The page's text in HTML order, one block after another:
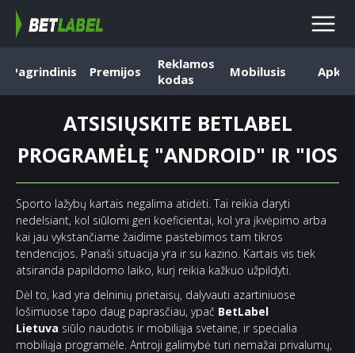
Pagrindinis Premijos
Reklamos
kodas
Mobilusis Apk
ATSISIŲSKITE BETLABEL
PROGRAMĖLĘ "ANDROID" IR "IOS
Sporto lažybų kartais negalima atidėti. Tai reikia daryti
nedelsiant, kol siūlomi geri koeficientai, kol yra įkvėpimo arba
kai jau vykstančiame žaidime pastebimos tam tikros
tendencijos. Panaši situacija yra ir su kazino. Kartais vis tiek
atsiranda papildomo laiko, kurį reikia kažkuo užpildyti.
Dėl to, kad yra delninių prietaisų, dalyvauti azartiniuose
lošimuose tapo daug paprasčiau, ypač BetLabel
Lietuva siūlo naudotis ir mobiliąja svetaine, ir specialia
mobiliąja programėle. Antroji galimybė turi nemažai privalumų,